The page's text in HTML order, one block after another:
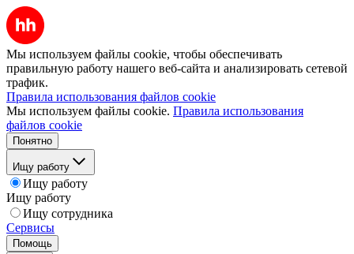
Мы используем файлы cookie, чтобы обеспечивать
правильную работу нашего веб-сайта и анализировать сетевой
трафик.
Правила использования файлов cookie
Мы используем файлы cookie. Правила использования
файлов cookie
Понятно
Ищу работу
Ищу работу
Ищу работу
Ищу сотрудника
Сервисы
Помощь